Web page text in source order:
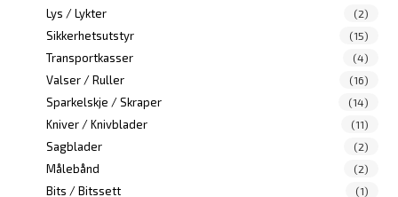
Lys / Lykter (2)
Sikkerhetsutstyr (15)
Transportkasser (4)
Valser / Ruller (16)
Sparkelskje / Skraper (14)
Kniver / Knivblader (11)
Sagblader (2)
Målebånd (2)
Bits / Bitssett (1)